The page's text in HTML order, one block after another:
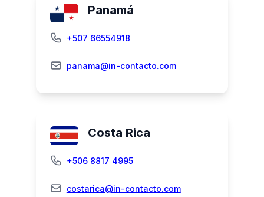
Panamá
+507 66554918
panama@in-contacto.com
Costa Rica
+506 8817 4995
costarica@in-contacto.com